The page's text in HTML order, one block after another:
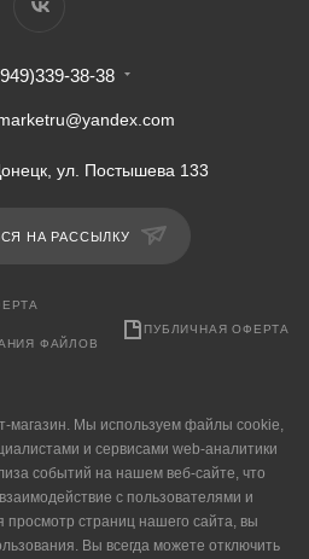
38-38
ул. Постышева 133
НА РАССЫЛКУ
ФАЙЛОВ
ПУБЛИЧНАЯ ОФЕРТА
магазин. Мы используем файлы cookie,
и сервисами web-аналитики
событий на нашем веб-сайте, что
с пользователями и
страниц нашего сайта, вы
Вы всегда можете отключить